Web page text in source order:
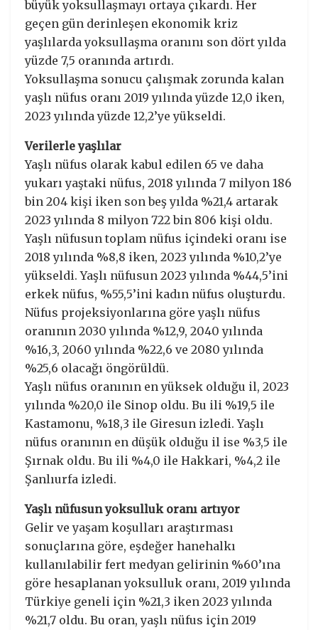
büyük yoksullaşmayı ortaya çıkardı. Her
geçen gün derinleşen ekonomik kriz
yaşlılarda yoksullaşma oranını son dört yılda
yüzde 7,5 oranında artırdı.
Yoksullaşma sonucu çalışmak zorunda kalan
yaşlı nüfus oranı 2019 yılında yüzde 12,0 iken,
2023 yılında yüzde 12,2’ye yükseldi.
Verilerle yaşlılar
Yaşlı nüfus olarak kabul edilen 65 ve daha
yukarı yaştaki nüfus, 2018 yılında 7 milyon 186
bin 204 kişi iken son beş yılda %21,4 artarak
2023 yılında 8 milyon 722 bin 806 kişi oldu.
Yaşlı nüfusun toplam nüfus içindeki oranı ise
2018 yılında %8,8 iken, 2023 yılında %10,2’ye
yükseldi. Yaşlı nüfusun 2023 yılında %44,5’ini
erkek nüfus, %55,5’ini kadın nüfus oluşturdu.
Nüfus projeksiyonlarına göre yaşlı nüfus
oranının 2030 yılında %12,9, 2040 yılında
%16,3, 2060 yılında %22,6 ve 2080 yılında
%25,6 olacağı öngörüldü.
Yaşlı nüfus oranının en yüksek olduğu il, 2023
yılında %20,0 ile Sinop oldu. Bu ili %19,5 ile
Kastamonu, %18,3 ile Giresun izledi. Yaşlı
nüfus oranının en düşük olduğu il ise %3,5 ile
Şırnak oldu. Bu ili %4,0 ile Hakkari, %4,2 ile
Şanlıurfa izledi.
Yaşlı nüfusun yoksulluk oranı artıyor
Gelir ve yaşam koşulları araştırması
sonuçlarına göre, eşdeğer hanehalkı
kullanılabilir fert medyan gelirinin %60’ına
göre hesaplanan yoksulluk oranı, 2019 yılında
Türkiye geneli için %21,3 iken 2023 yılında
%21,7 oldu. Bu oran, yaşlı nüfus için 2019